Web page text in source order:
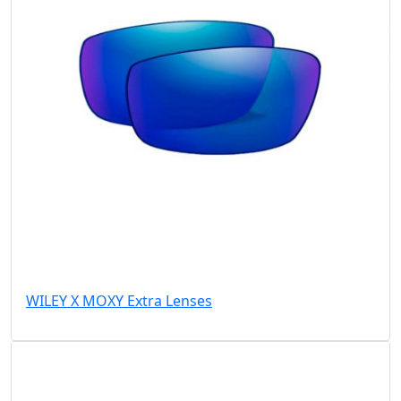
WILEY X MOXY Extra Lenses